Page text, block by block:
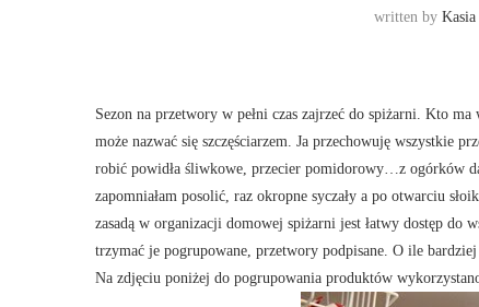
written by
Sezon na przetwory w pełni czas zajrzeć do spiżarni. Kto
może nazwać się szczęściarzem. Ja przechowuję wszystkie
robić powidła śliwkowe, przecier pomidorowy…z ogórków
zapomniałam posolić, raz okropne syczały a po otwarciu
zasadą w organizacji domowej spiżarni jest łatwy dostęp
trzymać je pogrupowane, przetwory podpisane. O ile
Na zdjęciu poniżej do pogrupowania produktów